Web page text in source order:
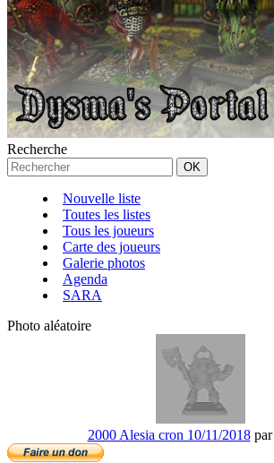
Recherche
Nouvelle liste
Toutes les listes
Tous les joueurs
Carte des joueurs
Galerie photos
Agenda
SARA
Photo aléatoire
2000 Alesia cron 10/11/2018par